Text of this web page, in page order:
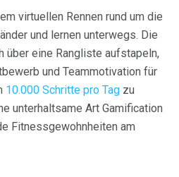
virtuellen Rennen rund um die
und lernen unterwegs. Die
über eine Rangliste aufstapeln,
und Teammotivation für
10.000 Schritte pro Tag zu
unterhaltsame Art Gamification
Fitnessgewohnheiten am